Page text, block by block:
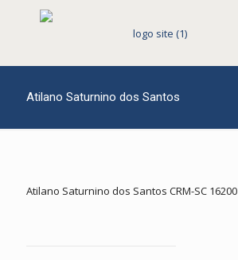
Atilano Saturnino dos Santos
Atilano Saturnino dos Santos CRM-SC 16200